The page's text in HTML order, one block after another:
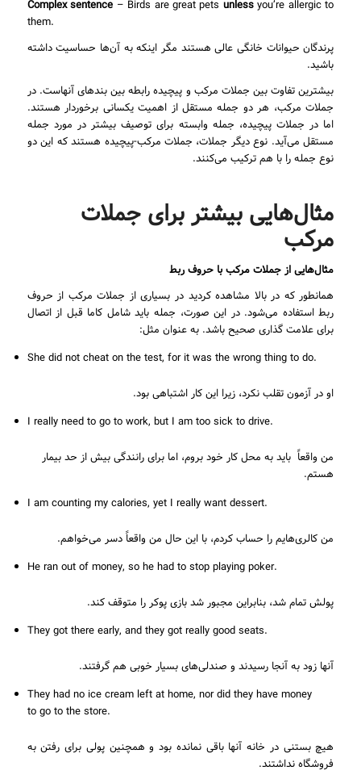
Complex sentence – Birds are great pets unlessyou’re allergic to
them.
پرندگان حیوانات خانگی عالی هستند مگر اینکه به آن‌ها حساسیت داشته
باشید.
بیشترین تفاوت بین جملات مرکب و پیچیده رابطه بین بندهای آنهاست. در
جملات مرکب، هر دو جمله مستقل از اهمیت یکسانی برخوردار هستند.
اما در جملات پیچیده، جمله وابسته برای توصیف بیشتر در مورد جمله
مستقل می‌آید. نوع دیگر جملات، جملات مرکب-پیچیده هستند که این دو
نوع جمله را با هم ترکیب می‌کنند.
مثال‌هایی بیشتر برای جملات
مرکب
مثال‌هایی از جملات مرکب با حروف ربط
همانطور که در بالا مشاهده کردید در بسیاری از جملات مرکب از حروف
ربط استفاده می‌شود. در این صورت، جمله باید شامل کاما قبل از اتصال
برای علامت گذاری صحیح باشد. به عنوان مثل:
She did not cheat on the test, for it was the wrong thing to do.
او در آزمون تقلب نکرد، زیرا این کار اشتباهی بود.
I really need to go to work, but I am too sick to drive.
من واقعاً باید به محل کار خود بروم، اما برای رانندگی بیش از حد بیمار
هستم.
I am counting my calories, yet I really want dessert.
من کالری‌هایم را حساب کردم، با این حال من واقعاً دسر می‌خواهم.
He ran out of money, so he had to stop playing poker.
پولش تمام شد، بنابراین مجبور شد بازی پوکر را متوقف کند.
They got there early, and they got really good seats.
آنها زود به آنجا رسیدند و صندلی‌های بسیار خوبی هم گرفتند.
They had no ice cream left at home, nor did they have money
to go to the store.
هیچ بستنی در خانه آنها باقی نمانده بود و همچنین پولی برای رفتن به
فروشگاه نداشتند.